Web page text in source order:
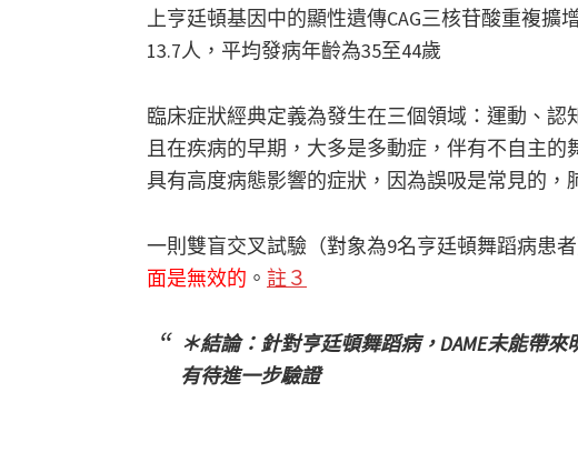
上亨廷頓基因中的顯性遺傳CAG三核苷酸重複擴
13.7人，平均發病年齡為35至44歲
臨床症狀經典定義為發生在三個領域：運動、
且在疾病的早期，大多是多動症，伴有不自主
具有高度病態影響的症狀，因為誤吸是常見的，
一則雙盲交叉試驗（對象為9名亨廷頓舞蹈病患者
面是無效的 。 註３
＊結論：針對亨廷頓舞蹈病，DAME未能帶
有待進一步驗證